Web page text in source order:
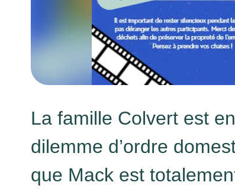
La famille Colvert est
dilemme d’ordre
que Mack est